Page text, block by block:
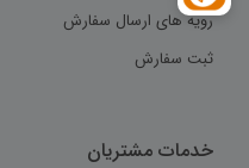
رویه های ارسال سفارش
ثبت سفارش
خدمات مشتریان